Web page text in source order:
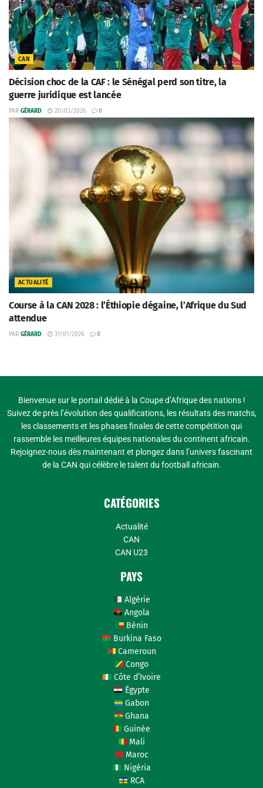
CAN
Décision choc de la CAF : le Sénégal perd son titre, la
guerre juridique est lancée
PAR GÉRARD 20/03/2026 0
ACTUALITÉ
Course à la CAN 2028 : l’Éthiopie dégaine, l’Afrique du Sud
attendue
PAR GÉRARD 31/01/2026 0
Bienvenue sur le portail dédié à la Coupe d’Afrique des nations !
Suivez de près l’évolution des qualifications, les résultats des matchs,
les classements et les phases finales de cette compétition qui
rassemble les meilleures équipes nationales du continent africain.
Rejoignez-nous dès maintenant et plongez dans l’univers fascinant
de la CAN qui célèbre le talent du football africain.
CATÉGORIES
Actualité
CAN
CAN U23
PAYS
Algérie
Angola
Bénin
Burkina Faso
Cameroun
Congo
Côte d’Ivoire
Égypte
Gabon
Ghana
Guinée
Mali
Maroc
Nigéria
RCA